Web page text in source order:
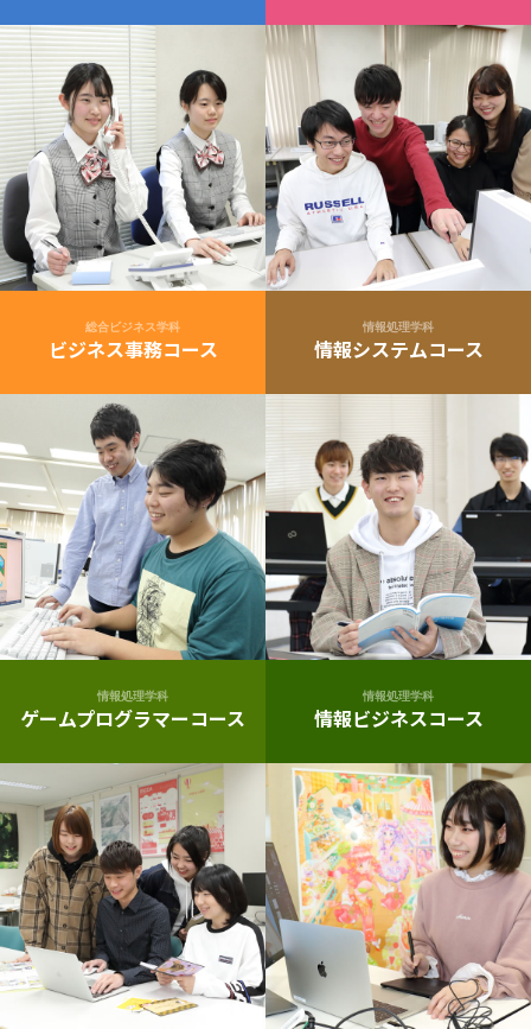
総合ビジネス学科
ビジネス事務コース
情報処理学科
情報システムコース
情報処理学科
ゲームプログラマーコース
情報処理学科
情報ビジネスコース